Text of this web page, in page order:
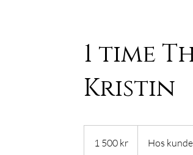
1 time
Kristin
kroner1 500 kr Hos